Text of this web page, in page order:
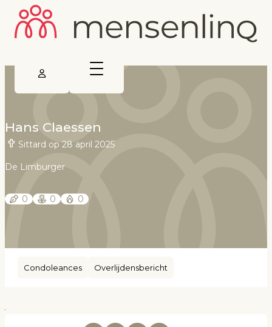
Hans Claessen
Sittard op 28 april 2025
De Limburger
0 0 0
Condoleances Overlijdensbericht